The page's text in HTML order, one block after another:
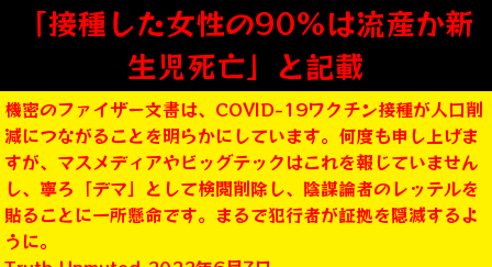
「接種した女性の90%は流産か新
生児死亡」と記載
機密のファイザー文書は、COVID-19ワクチン接種が人口削
減につながることを明らかにしています。何度も申し上げま
すが、マスメディアやビッグテックはこれを報じていません
し、寧ろ「デマ」として検閲削除し、陰謀論者のレッテルを
貼ることに一所懸命です。まるで犯行者が証拠を隠滅するよ
うに。